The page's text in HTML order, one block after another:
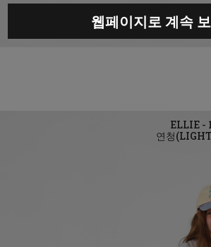
연청
웹페이지로 계속